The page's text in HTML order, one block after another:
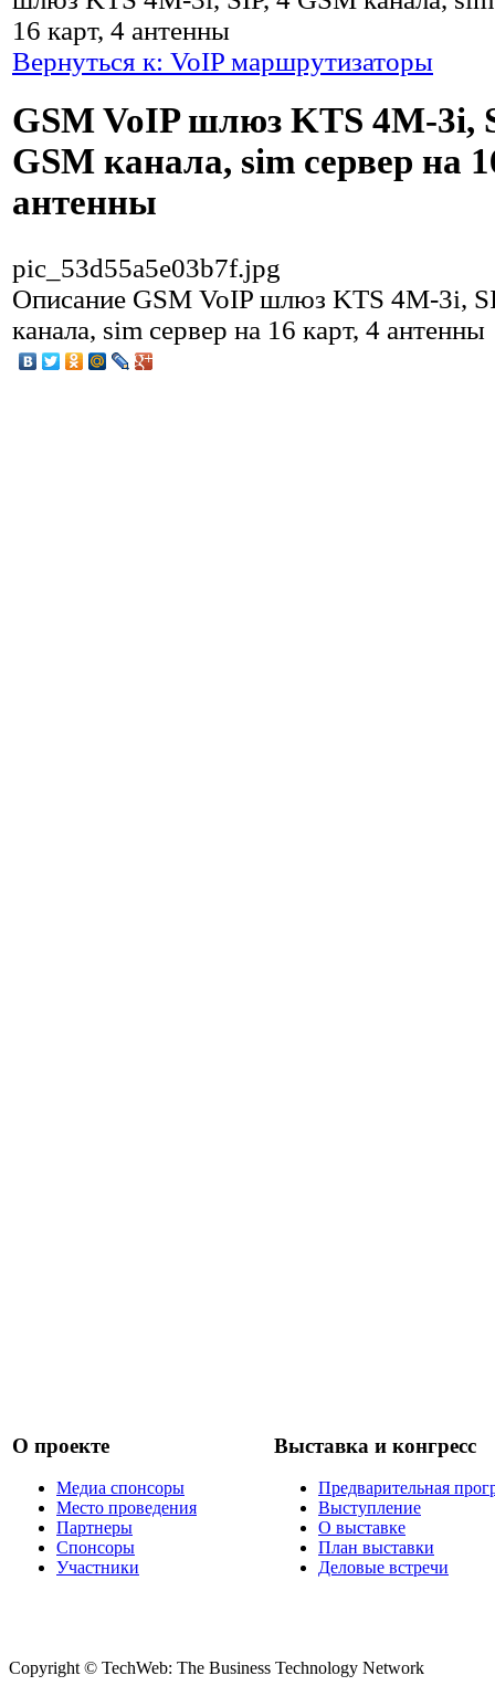
16 карт, 4 антенны
Вернуться к: VoIP маршрутизаторы
GSM VoIP шлюз KTS 4M-3i,
GSM канала, sim сервер на
антенны
pic_53d55a5e03b7f.jpg
Описание GSM VoIP шлюз KTS 4M-3i,
канала, sim сервер на 16 карт, 4 антенны
О проекте
Медиа спонсоры
Место проведения
Партнеры
Спонсоры
Участники
Выставка и конгресс
Предварительная
Выступление
О выставке
План выставки
Деловые встречи
Copyright © TechWeb: The Business Technology Network